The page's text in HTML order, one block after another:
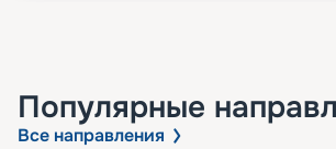
Популярные
Все направления